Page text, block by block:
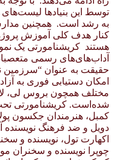
توسط این بنیادها لیست‌های
به رشد است. همچنین
کنار هدف کلی آموزش
هستند کریشنامورتی یک
آداب‌های‌های رسمی
حقیقت به عنوان “سرزمین
امکان دستیابی فوری به
مختلف همچون بروس لی،
شده‌است. کریشنامورتی
کمبل، هنرمندان جکسون
دویل و ضد فرهنگ نویسنده
اکهارت تول، نویسنده و
چوپرا نویسنده و سخنران